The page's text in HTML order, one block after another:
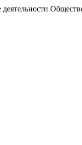
деятельности